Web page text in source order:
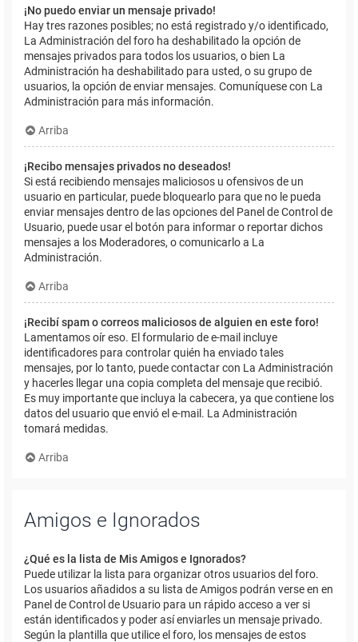
¡No puedo enviar un mensaje privado!
Hay tres razones posibles; no está registrado y/o identificado,
La Administración del foro ha deshabilitado la opción de
mensajes privados para todos los usuarios, o bien La
Administración ha deshabilitado para usted, o su grupo de
usuarios, la opción de enviar mensajes. Comuníquese con La
Administración para más información.
Arriba
¡Recibo mensajes privados no deseados!
Si está recibiendo mensajes maliciosos u ofensivos de un
usuario en particular, puede bloquearlo para que no le pueda
enviar mensajes dentro de las opciones del Panel de Control de
Usuario, puede usar el botón para informar o reportar dichos
mensajes a los Moderadores, o comunicarlo a La
Administración.
Arriba
¡Recibí spam o correos maliciosos de alguien en este foro!
Lamentamos oír eso. El formulario de e-mail incluye
identificadores para controlar quién ha enviado tales
mensajes, por lo tanto, puede contactar con La Administración
y hacerles llegar una copia completa del mensaje que recibió.
Es muy importante que incluya la cabecera, ya que contiene los
datos del usuario que envió el e-mail. La Administración
tomará medidas.
Arriba
Amigos e Ignorados
¿Qué es la lista de Mis Amigos e Ignorados?
Puede utilizar la lista para organizar otros usuarios del foro.
Los usuarios añadidos a su lista de Amigos podrán verse en en
Panel de Control de Usuario para un rápido acceso a ver si
están identificados y poder así enviarles un mensaje privado.
Según la plantilla que utilice el foro, los mensajes de estos